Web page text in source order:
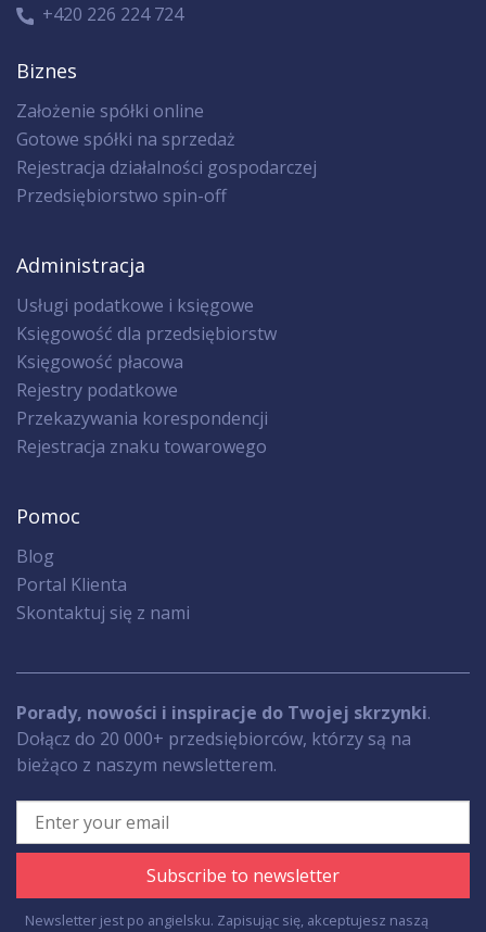
+420 226 224 724
Biznes
Założenie spółki online
Gotowe spółki na sprzedaż
Rejestracja działalności gospodarczej
Przedsiębiorstwo spin-off
Administracja
Usługi podatkowe i księgowe
Księgowość dla przedsiębiorstw
Księgowość płacowa
Rejestry podatkowe
Przekazywania korespondencji
Rejestracja znaku towarowego
Pomoc
Blog
Portal Klienta
Skontaktuj się z nami
Porady, nowości i inspiracje do Twojej skrzynki.
Dołącz do 20 000+ przedsiębiorców, którzy są na
bieżąco z naszym newsletterem.
Subscribe to newsletter
Newsletter jest po angielsku. Zapisując się, akceptujesz naszą